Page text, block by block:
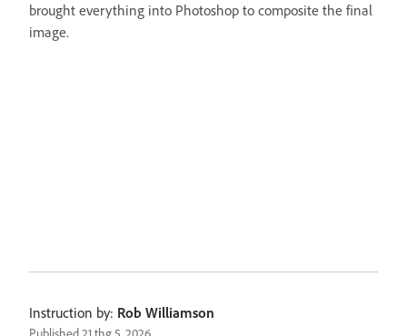
brought everything into Photoshop to composite the final
image.
Instruction by: Rob Williamson